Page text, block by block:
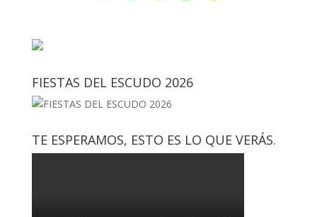
FIESTAS DEL ESCUDO 2026
TE ESPERAMOS, ESTO ES LO QUE VERÁS.